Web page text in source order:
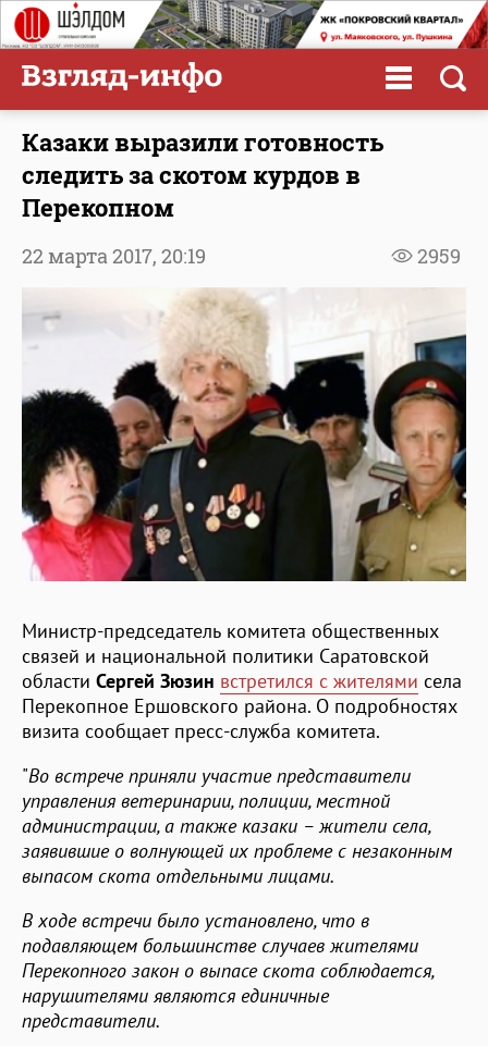
Казаки выразили готовность
следить за скотом курдов в
Перекопном
2959
22 марта 2017, 20:19
Министр-председатель комитета общественных
связей и национальной политики Саратовской
области Сергей Зюзин встретился с жителями села
Перекопное Ершовского района. О подробностях
визита сообщает пресс-служба комитета.
"Во встрече приняли участие представители
управления ветеринарии, полиции, местной
администрации, а также казаки – жители села,
заявившие о волнующей их проблеме с незаконным
выпасом скота отдельными лицами.
В ходе встречи было установлено, что в
подавляющем большинстве случаев жителями
Перекопного закон о выпасе скота соблюдается,
нарушителями являются единичные
представители.